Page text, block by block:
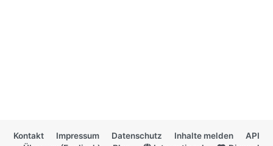
Kontakt Impressum Datenschutz Inhalte melden
API